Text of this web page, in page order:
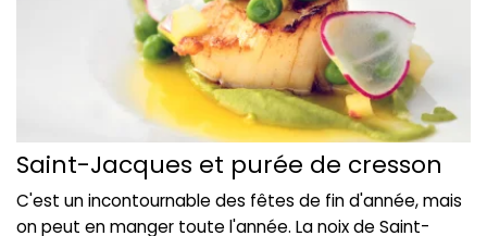
Saint-Jacques et purée de cresson
C'est un incontournable des fêtes de fin d'année, mais
on peut en manger toute l'année. La noix de Saint-